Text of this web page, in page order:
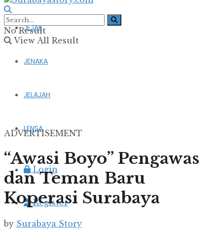
JEJAK
JENAKA
JELAJAH
LENSA
Login
Register
No Result
View All Result
ADVERTISEMENT
“Awasi Boyo” Pengawas
dan Teman Baru
Koperasi Surabaya
by Surabaya Story